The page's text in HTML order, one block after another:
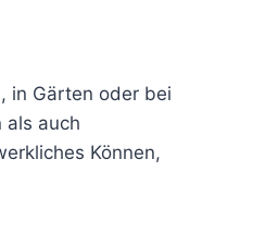
in Gärten oder bei
als auch
Können,